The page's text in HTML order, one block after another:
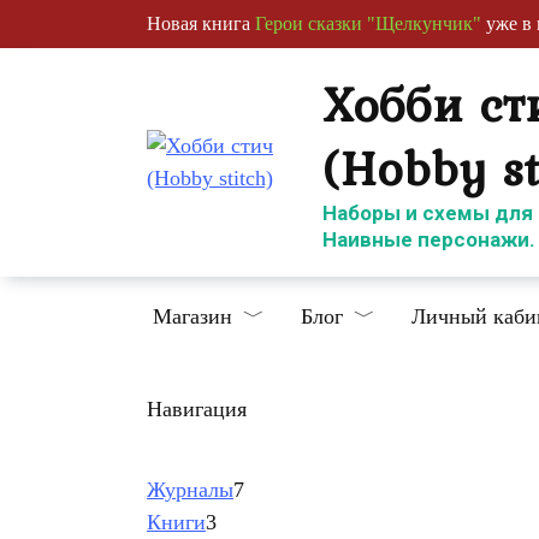
к
Новая книга Герои сказки "Щелкунчик" уже в
Хобби
(Hobby
Наборы и схемы
Наивные персонажи.
Магазин Блог Личный
Навигация
Журналы77
Книги33